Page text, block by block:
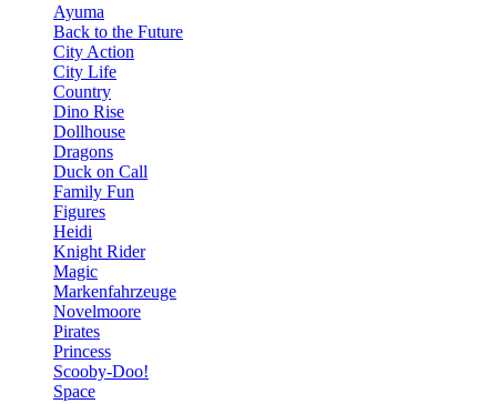
Ayuma
Back to the Future
City Action
City Life
Country
Dino Rise
Dollhouse
Dragons
Duck on Call
Family Fun
Figures
Heidi
Knight Rider
Magic
Markenfahrzeuge
Novelmoore
Pirates
Princess
Scooby-Doo!
Space